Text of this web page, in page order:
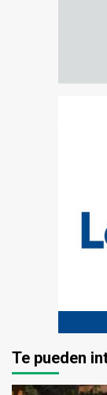
Te pueden